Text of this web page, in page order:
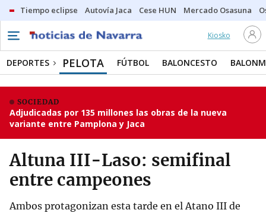
Tiempo eclipse Autovía Jaca Cese HUN Mercado Osasuna
Kiosko
DEPORTES PELOTA FÚTBOL BALONCESTO
SOCIEDAD
Adjudicadas por 135 millones las obras de la nueva
variante entre Pamplona y Jaca
Altuna III-Laso: semifinal
entre campeones
Ambos protagonizan esta tarde en el Atano III de